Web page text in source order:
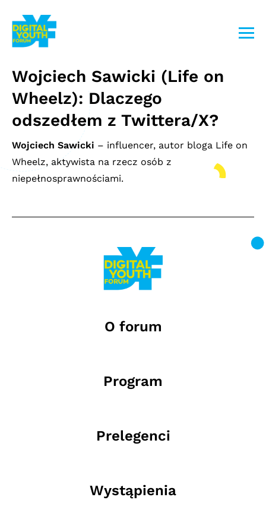
treści
Wojciech Sawicki (Life on
Wheelz): Dlaczego
odszedłem z Twittera/X?
Wojciech Sawicki – influencer, autor bloga Life on
Wheelz, aktywista na rzecz osób z
niepełnosprawnościami.
O forum
Program
Prelegenci
Wystąpienia